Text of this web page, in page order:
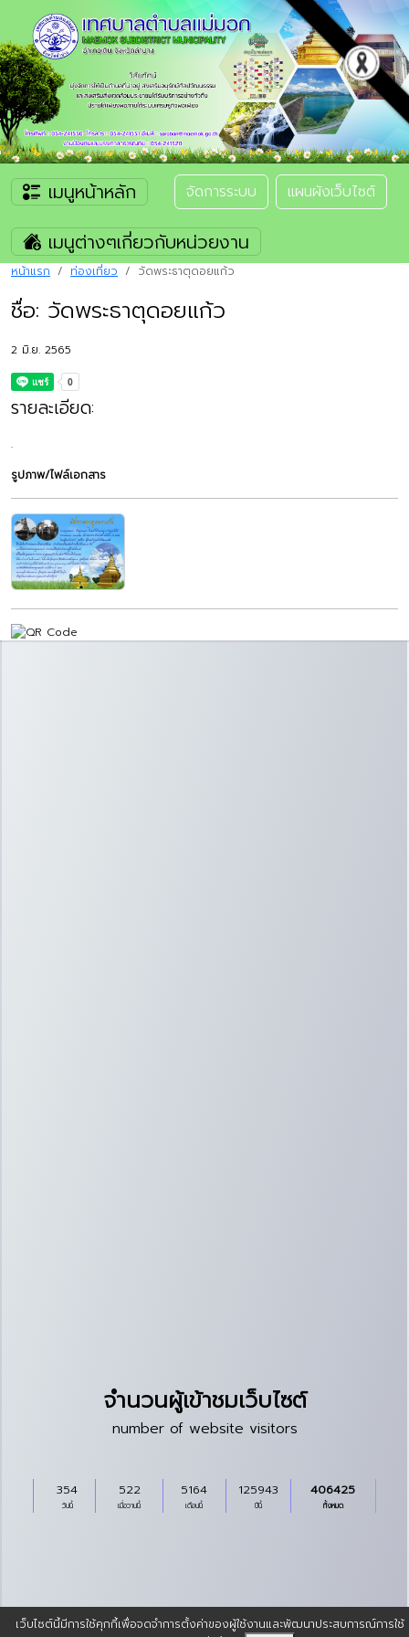
เมนูหน้าหลัก จัดการระบบ แผนผังเว็บไซต์
เมนูต่างๆเกี่ยวกับหน่วยงาน
หน้าแรก ท่องเที่ยว วัดพระธาตุดอยแก้ว
ชื่อ: วัดพระธาตุดอยแก้ว
2 มิ.ย. 2565
รายละเอียด:
.
รูปภาพ/ไฟล์เอกสาร
จำนวนผู้เข้าชมเว็บไซต์
number of website visitors
วันนี้
354
เมื่อวานนี้
522
เดือนนี้
5164
ปีนี้
125943
ทั้งหมด
406425
เว็บไซต์นี้มีการใช้คุกกี้เพื่อจดจำการตั้งค่าของผู้ใช้งานและพัฒนาประสบการณ์การใช้